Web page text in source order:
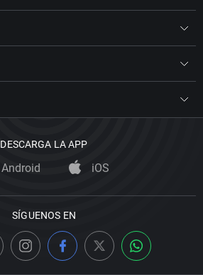
DESCARGA LA APP
Android iOS
SÍGUENOS EN